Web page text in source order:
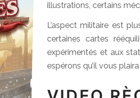
illustrations, certains
L’aspect militaire est
certaines cartes
expérimentés et aux
espérons qu’il vous